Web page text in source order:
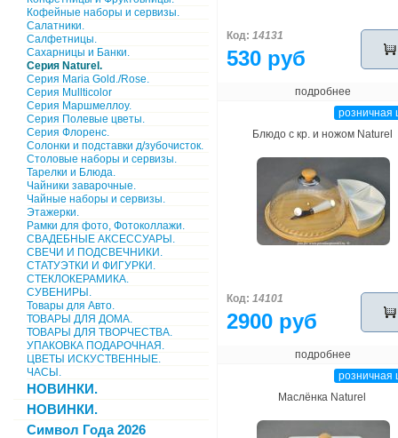
Кофейные наборы и сервизы.
Салатники.
Салфетницы.
Сахарницы и Банки.
Серия Naturel.
Серия Maria Gold./Rose.
Серия Mullticolor
Серия Маршмеллоу.
Серия Полевые цветы.
Серия Флоренс.
Солонки и подставки д/зубочисток.
Столовые наборы и сервизы.
Тарелки и Блюда.
Чайники заварочные.
Чайные наборы и сервизы.
Этажерки.
Рамки для фото, Фотоколлажи.
СВАДЕБНЫЕ АКСЕССУАРЫ.
СВЕЧИ И ПОДСВЕЧНИКИ.
СТАТУЭТКИ И ФИГУРКИ.
СТЕКЛОКЕРАМИКА.
СУВЕНИРЫ.
Товары для Авто.
ТОВАРЫ ДЛЯ ДОМА.
ТОВАРЫ ДЛЯ ТВОРЧЕСТВА.
УПАКОВКА ПОДАРОЧНАЯ.
ЦВЕТЫ ИСКУСТВЕННЫЕ.
ЧАСЫ.
НОВИНКИ.
НОВИНКИ.
Символ Года 2026
Код: 14131
530 руб
подробнее
розничная
Блюдо с кр. и ножом Naturel
Код: 14101
2900 руб
подробнее
розничная
Маслёнка Naturel